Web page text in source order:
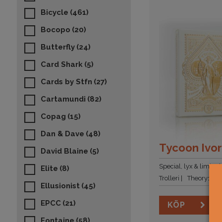
Bicycle (461)
Bocopo (20)
Butterfly (24)
Card Shark (5)
Cards by Stfn (27)
Cartamundi (82)
Copag (15)
Dan & Dave (48)
David Blaine (5)
Elite (8)
Ellusionist (45)
EPCC (21)
Tycoon
Special, lyx & limited
Trolleri
Theory11
KÖP